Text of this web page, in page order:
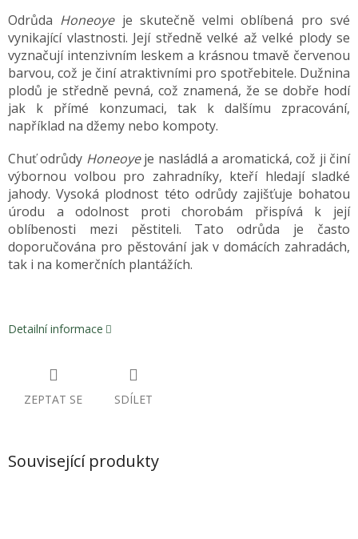
Odrůda Honeoyeje skutečně velmi oblíbená pro své
vynikající vlastnosti. Její středně velké až velké plody se
vyznačují intenzivním leskem a krásnou tmavě červenou
barvou, což je činí atraktivními pro spotřebitele. Dužnina
plodů je středně pevná, což znamená, že se dobře hodí
jak k přímé konzumaci, tak k dalšímu zpracování,
například na džemy nebo kompoty.
Chuť odrůdy Honeoyeje nasládlá a aromatická, což ji činí
výbornou volbou pro zahradníky, kteří hledají sladké
jahody. Vysoká plodnost této odrůdy zajišťuje bohatou
úrodu a odolnost proti chorobám přispívá k její
oblíbenosti mezi pěstiteli. Tato odrůda je často
doporučována pro pěstování jak v domácích zahradách,
tak i na komerčních plantážích.
Detailní informace
ZEPTAT SE SDÍLET
Související produkty